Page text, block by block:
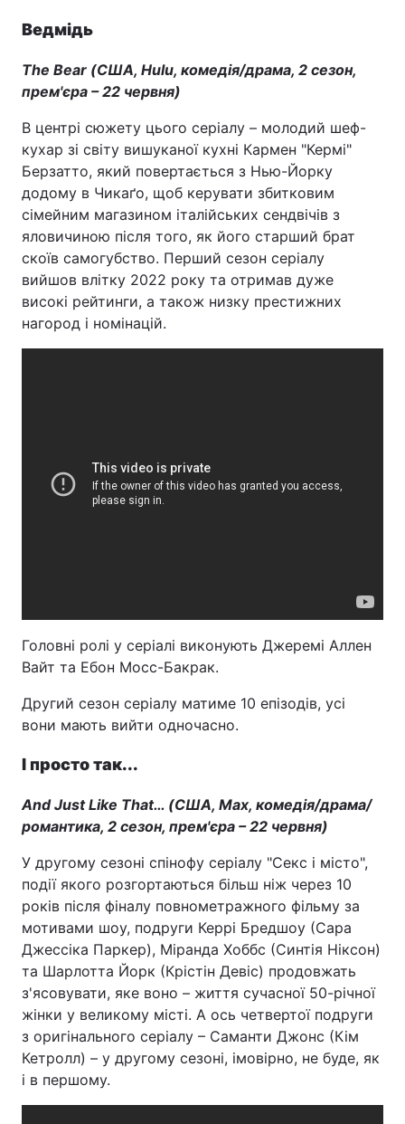
Ведмідь
The Bear (США, Hulu, комедія/драма, 2 сезон,
прем'єра – 22 червня)
В центрі сюжету цього серіалу – молодий шеф-
кухар зі світу вишуканої кухні Кармен "Кермі"
Берзатто, який повертається з Нью-Йорку
додому в Чикаґо, щоб керувати збитковим
сімейним магазином італійських сендвічів з
яловичиною після того, як його старший брат
скоїв самогубство. Перший сезон серіалу
вийшов влітку 2022 року та отримав дуже
високі рейтинги, а також низку престижних
нагород і номінацій.
Головні ролі у серіалі виконують Джеремі Аллен
Вайт та Ебон Мосс-Бакрак.
Другий сезон серіалу матиме 10 епізодів, усі
вони мають вийти одночасно.
І просто так...
And Just Like That… (США, Max, комедія/драма/
романтика, 2 сезон, прем'єра – 22 червня)
У другому сезоні спінофу серіалу "Секс і місто",
події якого розгортаються більш ніж через 10
років після фіналу повнометражного фільму за
мотивами шоу, подруги Керрі Бредшоу (Сара
Джессіка Паркер), Міранда Хоббс (Синтія Ніксон)
та Шарлотта Йорк (Крістін Девіс) продовжать
з'ясовувати, яке воно – життя сучасної 50-річної
жінки у великому місті. А ось четвертої подруги
з оригінального серіалу – Саманти Джонс (Кім
Кетролл) – у другому сезоні, імовірно, не буде, як
і в першому.